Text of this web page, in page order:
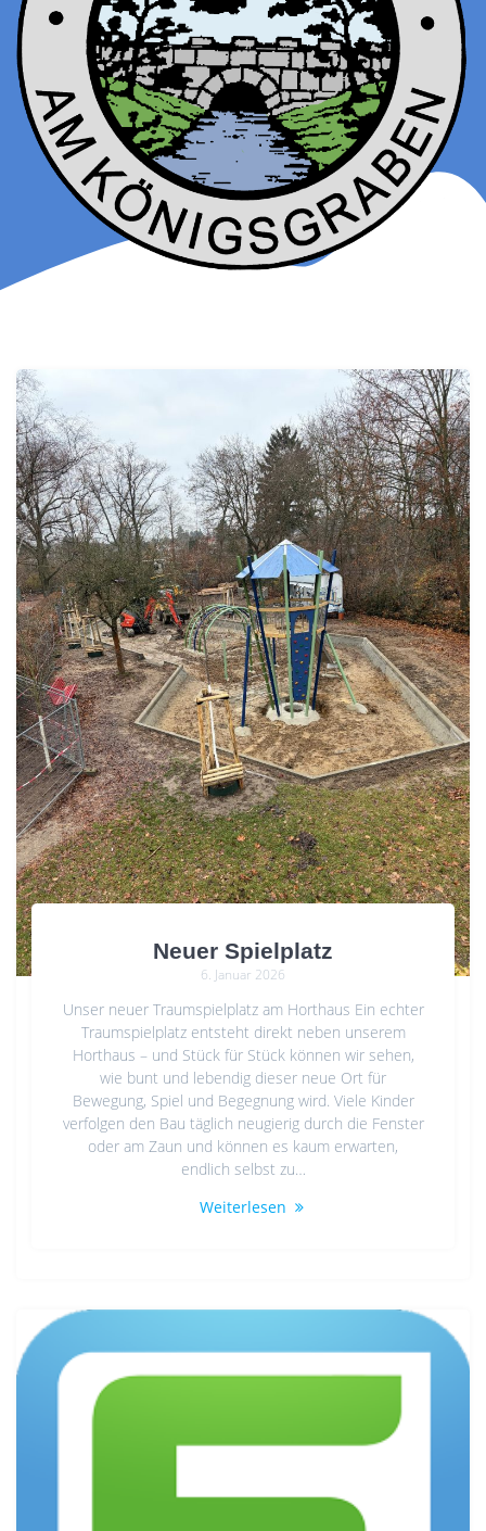
Neuer Spielplatz
6. Januar 2026
Unser neuer Traumspielplatz am Horthaus Ein echter
Traumspielplatz entsteht direkt neben unserem
Horthaus – und Stück für Stück können wir sehen,
wie bunt und lebendig dieser neue Ort für
Bewegung, Spiel und Begegnung wird. Viele Kinder
verfolgen den Bau täglich neugierig durch die Fenster
oder am Zaun und können es kaum erwarten,
endlich selbst zu…
Weiterlesen